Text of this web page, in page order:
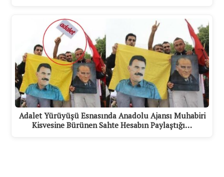
Adalet Yürüyüşü Esnasında Anadolu Ajansı Muhabiri
Kisvesine Bürünen Sahte Hesabın Paylaştığı…